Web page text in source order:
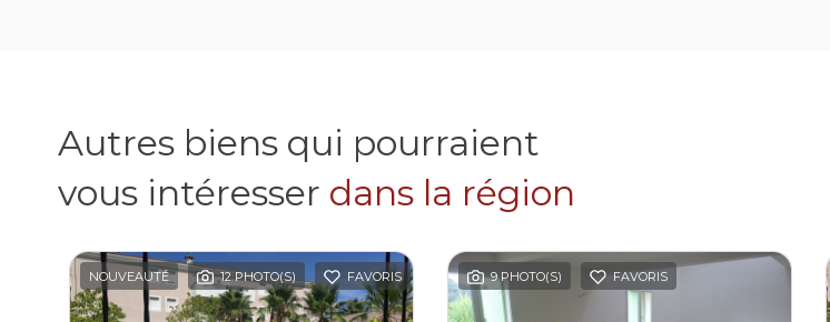
Autres biens qui pourraient
vous intéresser dans la région
NOUVEAUTÉ 12 PHOTO(S) FAVORIS 9 PHOTO(S) FAVORIS